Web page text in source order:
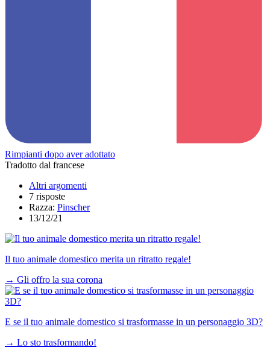
Rimpianti dopo aver adottato
Tradotto dal francese
Altri argomenti
7 risposte
Razza: Pinscher
13/12/21
Il tuo animale domestico merita un ritratto regale!
→ Gli offro la sua corona
E se il tuo animale domestico si trasformasse in un personaggio 3D?
→ Lo sto trasformando!